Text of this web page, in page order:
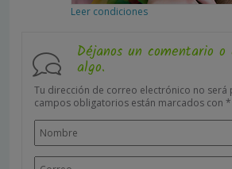
Leer condiciones
Déjanos un comentario o
algo.
Tu dirección de correo electrónico no será
campos obligatorios están marcados con *